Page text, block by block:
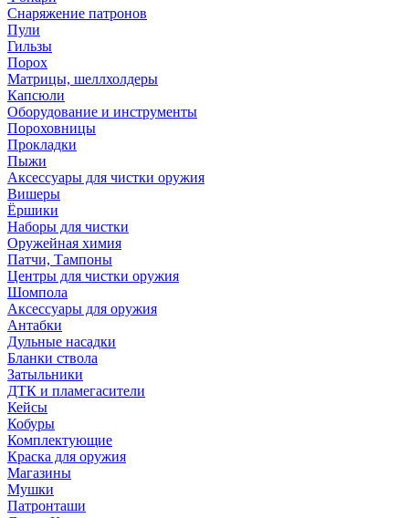
Снаряжение патронов
Пули
Гильзы
Порох
Матрицы, шеллхолдеры
Капсюли
Оборудование и инструменты
Пороховницы
Прокладки
Пыжи
Аксессуары для чистки оружия
Вишеры
Ёршики
Наборы для чистки
Оружейная химия
Патчи, Тампоны
Центры для чистки оружия
Шомпола
Аксессуары для оружия
Антабки
Дульные насадки
Бланки ствола
Затыльники
ДТК и пламегасители
Кейсы
Кобуры
Комплектующие
Краска для оружия
Магазины
Мушки
Патронташи